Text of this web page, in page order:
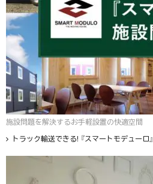
施設問題を解決するお手軽設置の快適空間
トラック輸送できる! 『スマートモデューロ』